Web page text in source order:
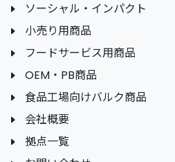
ソーシャル・インパクト
小売り用商品
フードサービス用商品
OEM・PB商品
食品工場向けバルク商品
会社概要
拠点一覧